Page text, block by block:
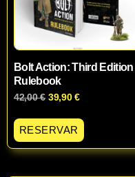
Bolt Action: Third Edition
Rulebook
42,00€ 39,90€
RESERVAR